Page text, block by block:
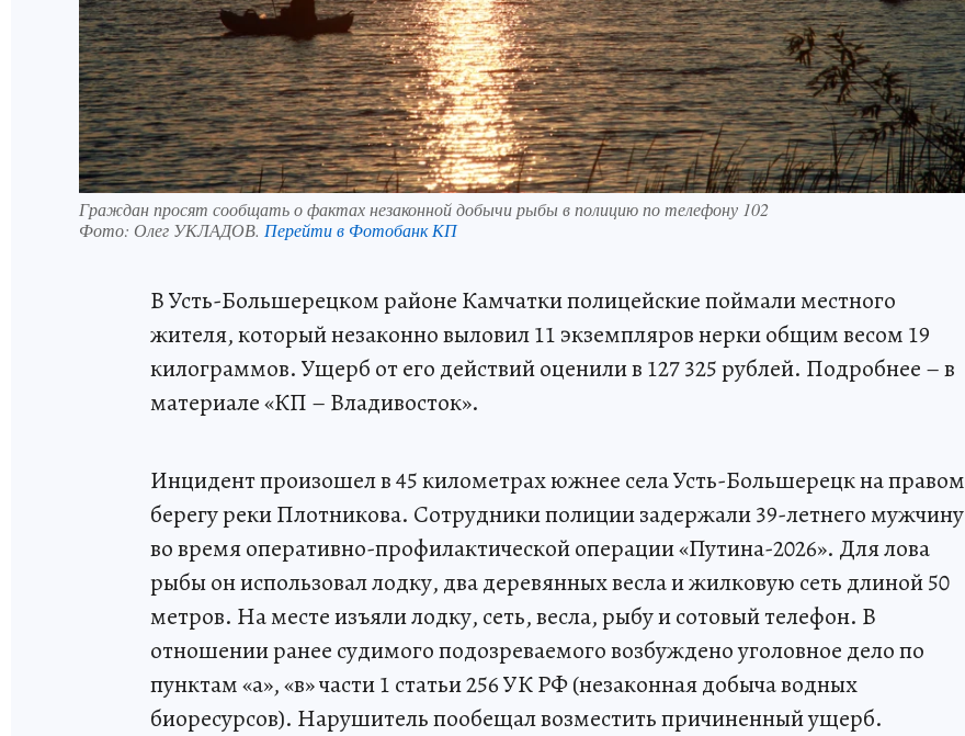
Граждан просят сообщать о фактах незаконной добычи рыбы в полицию по телефону 102
Фото: Олег УКЛАДОВ. Перейти в Фотобанк КП
В Усть-Большерецком районе Камчатки полицейские поймали местного
жителя, который незаконно выловил 11 экземпляров нерки общим весом 19
килограммов. Ущерб от его действий оценили в 127 325 рублей. Подробнее – в
материале «КП – Владивосток».
Инцидент произошел в 45 километрах южнее села Усть-Большерецк на правом
берегу реки Плотникова. Сотрудники полиции задержали 39-летнего мужчину
во время оперативно-профилактической операции «Путина-2026». Для лова
рыбы он использовал лодку, два деревянных весла и жилковую сеть длиной 50
метров. На месте изъяли лодку, сеть, весла, рыбу и сотовый телефон. В
отношении ранее судимого подозреваемого возбуждено уголовное дело по
пунктам «а», «в» части 1 статьи 256 УК РФ (незаконная добыча водных
биоресурсов). Нарушитель пообещал возместить причиненный ущерб.